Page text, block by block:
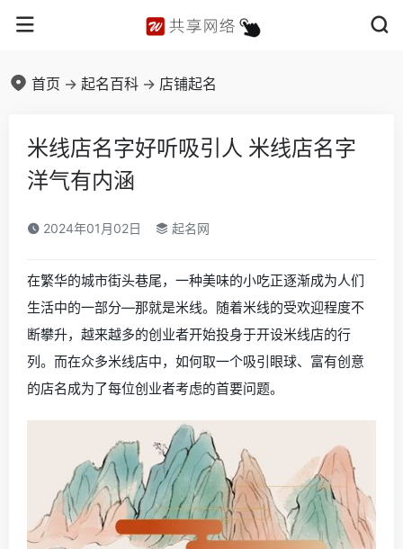
首页 -> 起名百科 -> 店铺起名
米线店名字好听吸引人 米线店名字
洋气有内涵
2024年01月02日 起名网
在繁华的城市街头巷尾，一种美味的小吃正逐渐成为人们
生活中的一部分—那就是米线。随着米线的受欢迎程度不
断攀升，越来越多的创业者开始投身于开设米线店的行
列。而在众多米线店中，如何取一个吸引眼球、富有创意
的店名成为了每位创业者考虑的首要问题。